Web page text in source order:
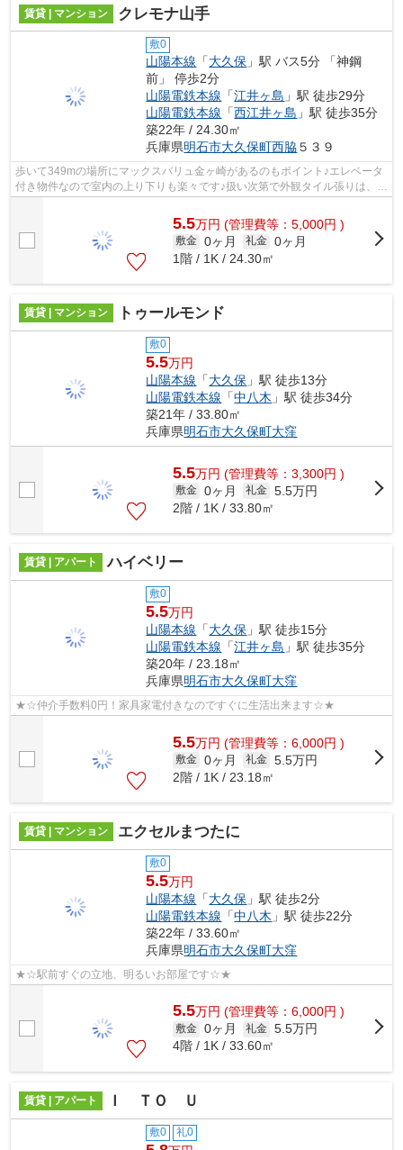
賃貸 | マンション クレモナ山手
敷0
山陽本線 「大久保 」駅 バス5分 「神鋼
前」 停歩2分
山陽電鉄本線 「江井ヶ島 」駅 徒歩29分
山陽電鉄本線 「西江井ヶ島 」駅 徒歩35分
築22年 / 24.30㎡
兵庫県明石市大久保町西脇５３９
歩いて349mの場所にマックスバリュ金ヶ崎があるのもポイント♪エレベータ
付き物件なので室内の上り下りも楽々です♪扱い次第で外観タイル張りは、メ
5.5万円 (管理費等：5,000円 )
敷金 0ヶ月 礼金 0ヶ月
1階 / 1K / 24.30㎡
賃貸 | マンション トゥールモンド
敷0
5.5万円
山陽本線 「大久保 」駅 徒歩13分
山陽電鉄本線 「中八木 」駅 徒歩34分
築21年 / 33.80㎡
兵庫県明石市大久保町大窪
5.5万円 (管理費等：3,300円 )
敷金 0ヶ月 礼金 5.5万円
2階 / 1K / 33.80㎡
賃貸 | アパート ハイベリー
敷0
5.5万円
山陽本線 「大久保 」駅 徒歩15分
山陽電鉄本線 「江井ヶ島 」駅 徒歩35分
築20年 / 23.18㎡
兵庫県明石市大久保町大窪
★☆仲介手数料0円！家具家電付きなのですぐに生活出来ます☆★
5.5万円 (管理費等：6,000円 )
敷金 0ヶ月 礼金 5.5万円
2階 / 1K / 23.18㎡
賃貸 | マンション エクセルまつたに
敷0
5.5万円
山陽本線 「大久保 」駅 徒歩2分
山陽電鉄本線 「中八木 」駅 徒歩22分
築22年 / 33.60㎡
兵庫県明石市大久保町大窪
★☆駅前すぐの立地、明るいお部屋です☆★
5.5万円 (管理費等：6,000円 )
敷金 0ヶ月 礼金 5.5万円
4階 / 1K / 33.60㎡
賃貸 | アパート Ｉ ＴＯ Ｕ
敷0 礼0